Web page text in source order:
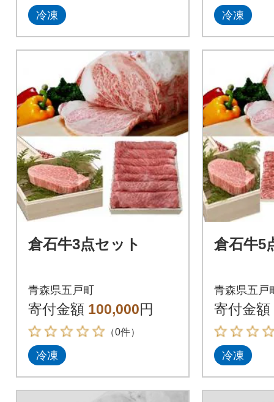
冷凍 冷凍
倉石牛3点セット
青森県五戸町
寄付金額 100,000円
（0件）
冷凍
倉石牛5
青森県五戸
寄付金額
冷凍